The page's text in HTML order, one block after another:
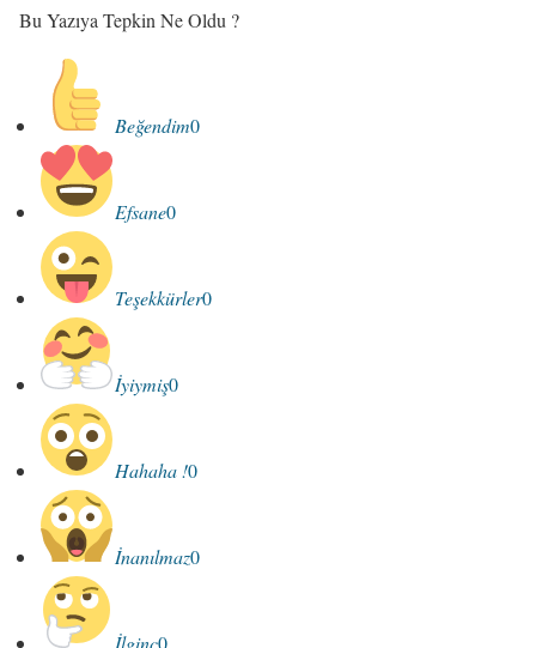
Bu Yazıya Tepkin Ne Oldu ?
Beğendim0
Efsane0
Teşekkürler0
İyiymiş0
Hahaha !0
İnanılmaz0
İlginç0